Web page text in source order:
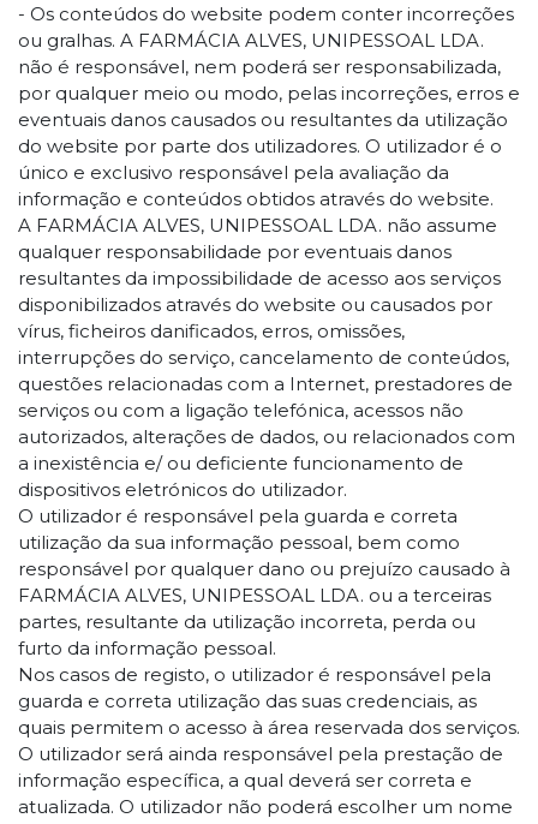
- Os conteúdos do website podem conter incorreções
ou gralhas. A FARMÁCIA ALVES, UNIPESSOAL LDA.
não é responsável, nem poderá ser responsabilizada,
por qualquer meio ou modo, pelas incorreções, erros e
eventuais danos causados ou resultantes da utilização
do website por parte dos utilizadores. O utilizador é o
único e exclusivo responsável pela avaliação da
informação e conteúdos obtidos através do website.
A FARMÁCIA ALVES, UNIPESSOAL LDA. não assume
qualquer responsabilidade por eventuais danos
resultantes da impossibilidade de acesso aos serviços
disponibilizados através do website ou causados por
vírus, ficheiros danificados, erros, omissões,
interrupções do serviço, cancelamento de conteúdos,
questões relacionadas com a Internet, prestadores de
serviços ou com a ligação telefónica, acessos não
autorizados, alterações de dados, ou relacionados com
a inexistência e/ ou deficiente funcionamento de
dispositivos eletrónicos do utilizador.
O utilizador é responsável pela guarda e correta
utilização da sua informação pessoal, bem como
responsável por qualquer dano ou prejuízo causado à
FARMÁCIA ALVES, UNIPESSOAL LDA. ou a terceiras
partes, resultante da utilização incorreta, perda ou
furto da informação pessoal.
Nos casos de registo, o utilizador é responsável pela
guarda e correta utilização das suas credenciais, as
quais permitem o acesso à área reservada dos serviços.
O utilizador será ainda responsável pela prestação de
informação específica, a qual deverá ser correta e
atualizada. O utilizador não poderá escolher um nome